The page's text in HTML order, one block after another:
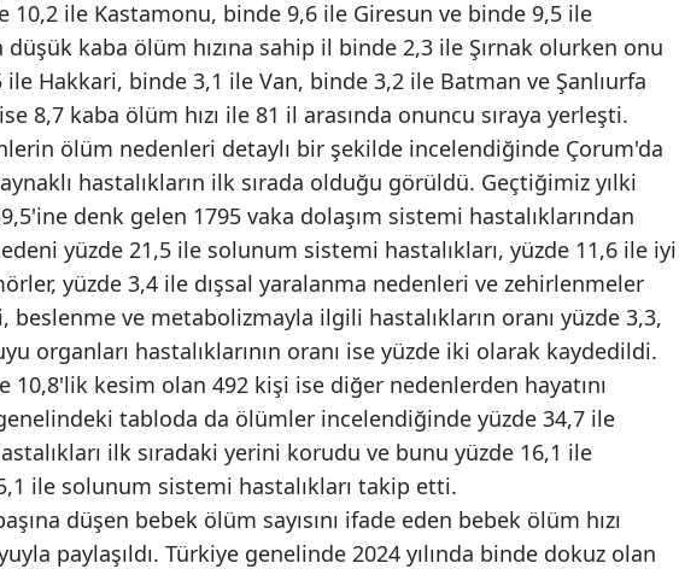
Isparta
Mersin
İstanbul
İzmir
Kars
Kastamonu
Kayseri
Kırklareli
Kırşehir
Kocaeli
Konya
Kütahya
10,2 ile Kastamonu, binde 9,6 ile Giresun ve binde 9,5 ile
düşük kaba ölüm hızına sahip il binde 2,3 ile Şırnak olurken onu
ile Hakkari, binde 3,1 ile Van, binde 3,2 ile Batman ve Şanlıurfa
8,7 kaba ölüm hızı ile 81 il arasında onuncu sıraya yerleşti.
ölüm nedenleri detaylı bir şekilde incelendiğinde Çorum'da
hastalıkların ilk sırada olduğu görüldü. Geçtiğimiz yılki
denk gelen 1795 vaka dolaşım sistemi hastalıklarından
yüzde 21,5 ile solunum sistemi hastalıkları, yüzde 11,6 ile iyi
yüzde 3,4 ile dışsal yaralanma nedenleri ve zehirlenmeler
beslenme ve metabolizmayla ilgili hastalıkların oranı yüzde 3,3,
organları hastalıklarının oranı ise yüzde iki olarak kaydedildi.
10,8'lik kesim olan 492 kişi ise diğer nedenlerden hayatını
tabloda da ölümler incelendiğinde yüzde 34,7 ile
ilk sıradaki yerini korudu ve bunu yüzde 16,1 ile
ile solunum sistemi hastalıkları takip etti.
düşen bebek ölüm sayısını ifade eden bebek ölüm hızı
paylaşıldı. Türkiye genelinde 2024 yılında binde dokuz olan